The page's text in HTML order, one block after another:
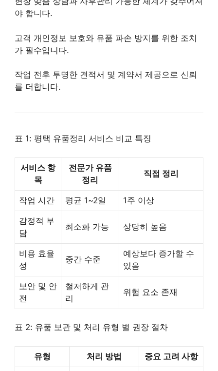
야 합니다.
고객 개인정보 보호와 유품 파손 방지를 위한 조치
가 필수입니다.
작업 전후 투명한 견적서 및 계약서 제공으로 신뢰
를 더합니다.
표 1: 평택 유품정리 서비스 비교 특징
서비스 항
목
전문가 유품
정리
직접 정리
작업 시간 평균 1~2일 1주 이상
감정적 부
담
최소화 가능 상당히 높음
비용 효율
성
중간 수준
예상보다 증가할 수
있음
보안 및 안
전
철저하게 관
리
위험 요소 존재
표 2: 유품 보관 및 처리 유형 별 권장 절차
유형 처리 방법 중요 고려 사항